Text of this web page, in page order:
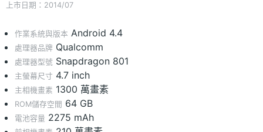
上市日期：2014/07
作業系統與版本 Android 4.4
處理器品牌 Qualcomm
處理器型號 Snapdragon 801
主螢幕尺寸 4.7 inch
主相機畫素 1300 萬畫素
ROM儲存空間 64 GB
電池容量 2275 mAh